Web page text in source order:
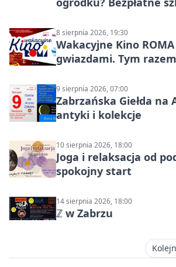
8 sierpnia 2026, 19:30
Wakacyjne Kino
gwiazdami. Tym
9 sierpnia 2026, 07:00
Zabrzańska Giełda na
antyki i kolekcje
10 sierpnia 2026, 18:00
Joga i relaksacja od
spokojny start
14 sierpnia 2026, 18:00
ℤ w Zabrzu